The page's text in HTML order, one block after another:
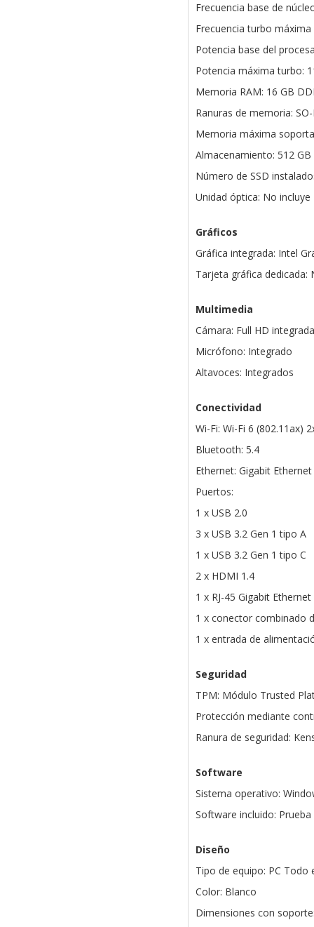
Frecuencia base de
Frecuencia turbo
Potencia base del
Potencia máxima turbo:
Memoria RAM: 16 GB
Ranuras de memoria:
Memoria máxima
Almacenamiento: 512 GB
Número de SSD
Unidad óptica: No incluye
Gráficos
Gráfica integrada: Intel
Tarjeta gráfica dedicada:
Multimedia
Cámara: Full HD integrada
Micrófono: Integrado
Altavoces: Integrados
Conectividad
Wi-Fi: Wi-Fi 6 (802.11ax)
Bluetooth: 5.4
Ethernet: Gigabit
Puertos:
1 x USB 2.0
3 x USB 3.2 Gen 1 tipo A
1 x USB 3.2 Gen 1 tipo C
2 x HDMI 1.4
1 x RJ-45 Gigabit Ethernet
1 x conector combinado
1 x entrada de
Seguridad
TPM: Módulo Trusted
Protección mediante
Ranura de seguridad:
Software
Sistema operativo:
Software incluido:
Diseño
Tipo de equipo: PC Todo
Color: Blanco
Dimensiones con